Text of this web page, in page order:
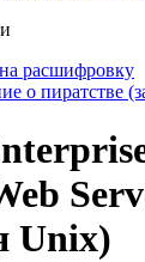
расшифровку
о пиратстве
Unix)